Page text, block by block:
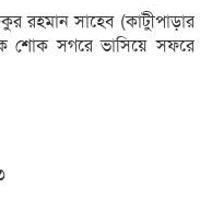
রহমান সাহেব (কাটুীপাড়ার
শোক সগরে ভাসিয়ে সফরে